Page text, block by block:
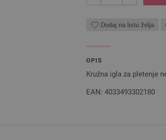
Dodaj na listu želja
OPIS
Kružna igla za pletenje
EAN: 4033493302180